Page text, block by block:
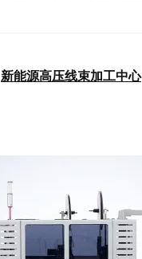
新能源高压线束加工中心